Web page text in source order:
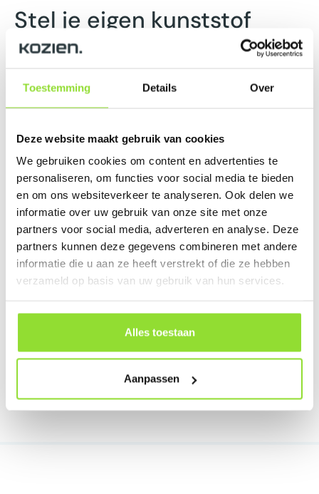
Toestemming Details Over
Deze website maakt gebruik van cookies
We gebruiken cookies om content en advertenties te
personaliseren, om functies voor social media te bieden
en om ons websiteverkeer te analyseren. Ook delen we
informatie over uw gebruik van onze site met onze
partners voor social media, adverteren en analyse. Deze
partners kunnen deze gegevens combineren met andere
informatie die u aan ze heeft verstrekt of die ze hebben
verzameld op basis van uw gebruik van hun services.
Alles toestaan
Aanpassen
Stel je eigen kunststof
achterdeuren met kozijn
kunststof achterdeuren van Kozien. Met onze online
stel je gemakkelijk een deur samen die
past bij jouw wensen. Van kleur en glas tot handgrepen
en de indeling van het kozijn. Je kunt elk onderdeel van
je deur aanpassen. Dit maatwerk zorgt voor een deur
die zowel functioneel is als perfect bij de stijl van je
woning past.
Wil je bijvoorbeeld een achterdeur die veel licht
binnenlaat? Kies dan voor een deur met glazen panelen.
of een volledig gesloten deur. Er zijn ook verschillende
geen compromissen te sluiten op het gebied van